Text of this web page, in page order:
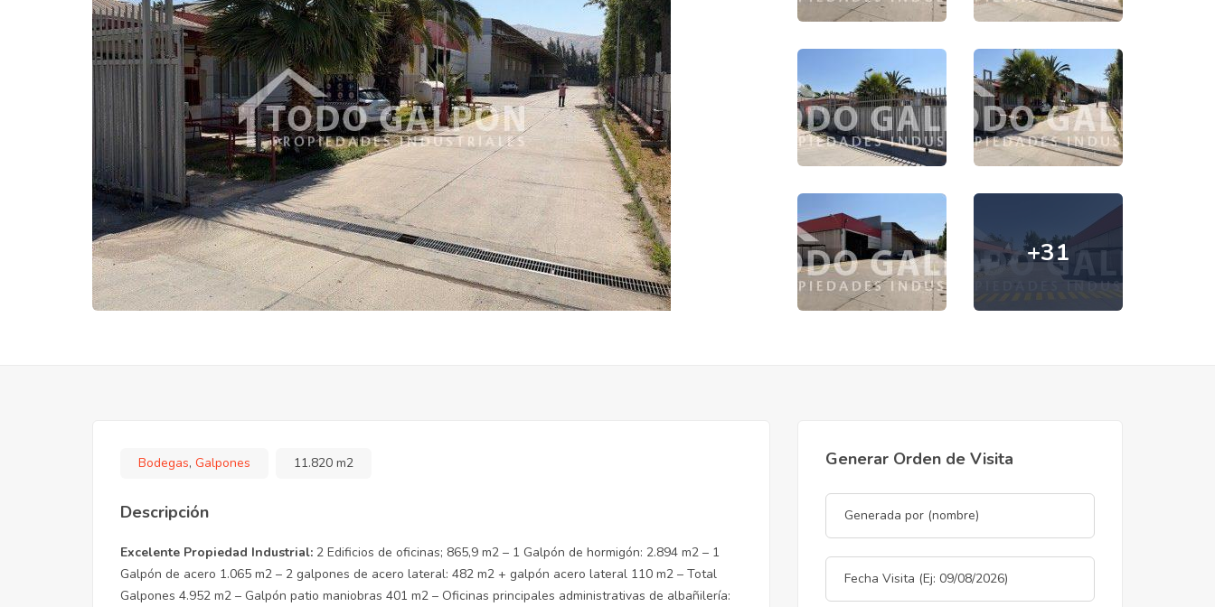
+31
Bodegas, Galpones 11.820 m2
Descripción
Excelente Propiedad Industrial: 2 Edificios de oficinas; 865,9 m2 – 1 Galpón de hormigón: 2.894 m2 – 1
Galpón de acero 1.065 m2 – 2 galpones de acero lateral: 482 m2 + galpón acero lateral 110 m2 – Total
Galpones 4.952 m2 – Galpón patio maniobras 401 m2 – Oficinas principales administrativas de albañilería:
Generar Orden de Visita